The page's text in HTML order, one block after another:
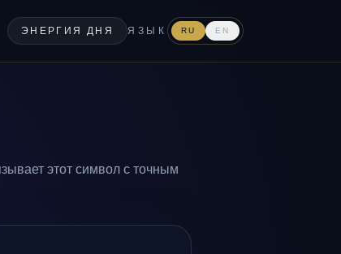
ЭНЕРГИЯ ДНЯ ЯЗЫК RU EN
этот символ с точным